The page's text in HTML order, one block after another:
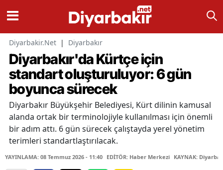
Diyarbakir.Net | Diyarbakır
Diyarbakır'da Kürtçe için
standart oluşturuluyor: 6 gün
boyunca sürecek
Diyarbakır Büyükşehir Belediyesi, Kürt dilinin kamusal
alanda ortak bir terminolojiyle kullanılması için önemli
bir adım attı. 6 gün sürecek çalıştayda yerel yönetim
terimleri standartlaştırılacak.
YAYINLAMA: 08 Temmuz 2026 - 11:40 EDİTÖR: Haber Merkezi KAYNAK: